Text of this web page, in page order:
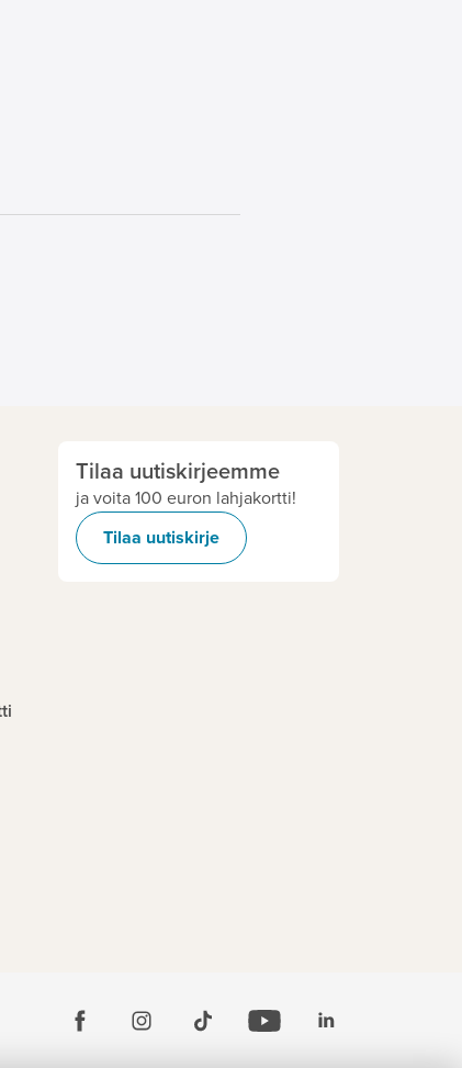
Tilaa uutiskirjeemme
ja voita 100 euron lahjakortti!
Tilaa uutiskirje